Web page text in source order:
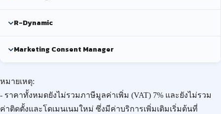
R-Dynamic
Marketing Consent Manager
หมายเหตุ:
- ราคาทั้งหมดยังไม่รวมภาษีมูลค่าเพิ่ม (VAT) 7% และยังไม่รวม
ค่าติดตั้งและโดเมนเนมใหม่ ซึ่งมีค่าบริการเพิ่มเติมเริ่มต้นที่